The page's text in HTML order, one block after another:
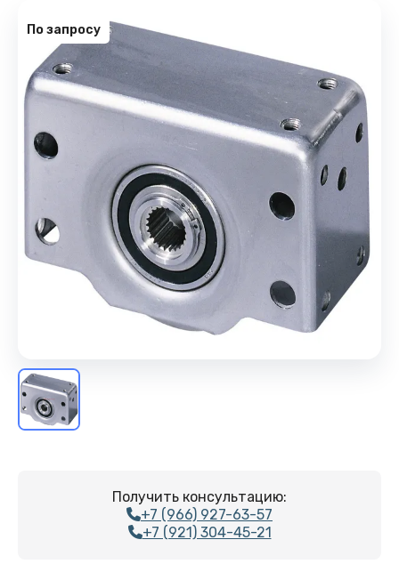
По запросу
Получить консультацию:
+7 (966) 927-63-57
+7 (921) 304-45-21